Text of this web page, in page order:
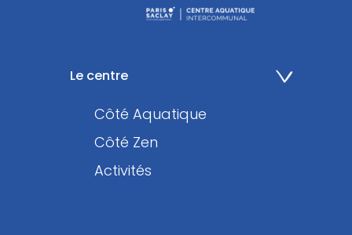
Le centre
Côté Aquatique
Côté Zen
Activités